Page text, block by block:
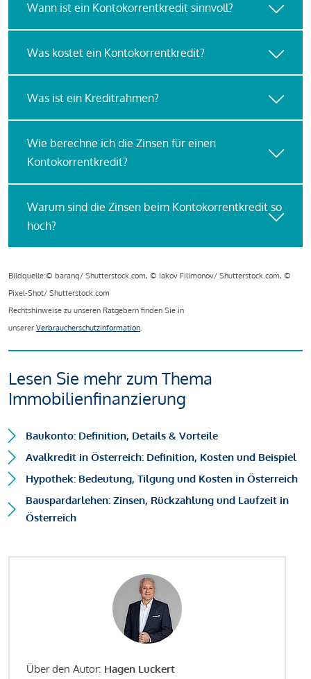
Wann ist ein Kontokorrentkredit sinnvoll?
Was kostet ein Kontokorrentkredit?
Was ist ein Kreditrahmen?
Wie berechne ich die Zinsen für einen
Kontokorrentkredit?
Warum sind die Zinsen beim Kontokorrentkredit so
hoch?
Bildquelle:© baranq/ Shutterstock.com, © Iakov Filimonov/ Shutterstock.com, ©
Pixel-Shot/ Shutterstock.com
Rechtshinweise zu unseren Ratgebern finden Sie in
unserer Verbraucherschutzinformation
Lesen Sie mehr zum Thema
Immobilienfinanzierung
Baukonto: Definition, Details & Vorteile
Avalkredit in Österreich: Definition, Kosten und Beispiel
Hypothek: Bedeutung, Tilgung und Kosten in Österreich
Bauspardarlehen: Zinsen, Rückzahlung und Laufzeit in
Österreich
Über den Autor: Hagen Luckert